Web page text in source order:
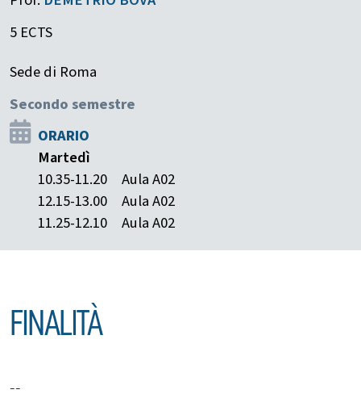
5 ECTS
Sede di Roma
Secondo semestre
ORARIO
Martedì
10.35-11.20
Aula A02
12.15-13.00
Aula A02
11.25-12.10
Aula A02
FINALITÀ
--